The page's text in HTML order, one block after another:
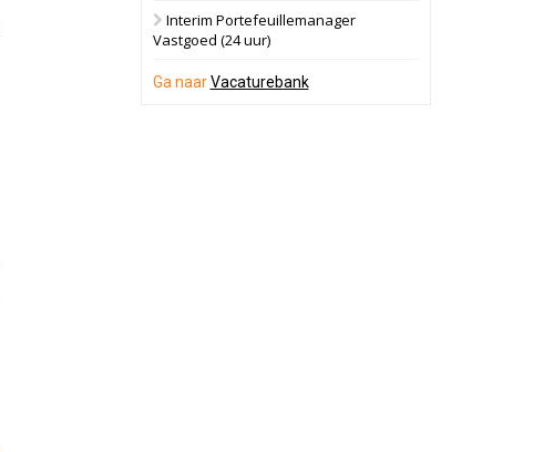
17 september 2026
Voormalig
Interim Portefeuillemanager
Vastgoed (24 uur)
Ga naarVacaturebank